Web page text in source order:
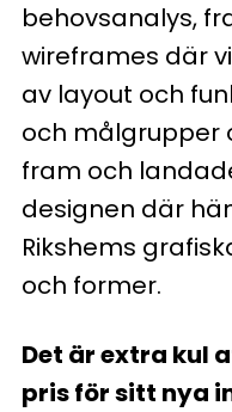
behovsanalys,
wireframes där
av layout och
och målgrupper
fram och
designen där
Rikshems
och former.
Det är extra kul
pris för sitt nya